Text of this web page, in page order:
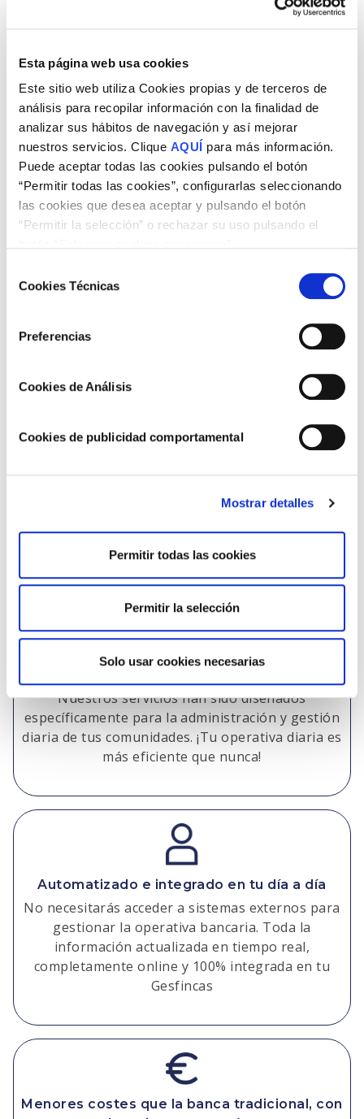
Esta página web usa cookies
Este sitio web utiliza Cookies propias y de terceros de
análisis para recopilar información con la finalidad de
analizar sus hábitos de navegación y así mejorar
nuestros servicios. Clique AQUÍ para más información.
Puede aceptar todas las cookies pulsando el botón
“Permitir todas las cookies”, configurarlas seleccionando
las cookies que desea aceptar y pulsando el botón
“Permitir la selección” o rechazar su uso pulsando el
deCookies Técnicas
Preferencias
Cookies de Análisis
Cookies de publicidad comportamental
Mostrar detalles
Permitir todas las cookies
Permitir la selección
Solo usar cookies necesarias
Benefíciate de todas las
una Cuenta Digital
Realiza y controla la actividad bancaria de
todas tus comunidades
de forma más innovadora y transparente
Por y para administradores de fincas y
Nuestros servicios han sido diseñados
específicamente para la administración y gestión
diaria de tus comunidades. ¡Tu operativa diaria es
más eficiente que nunca!
Automatizado e integrado en tu día a día
No necesitarás acceder a sistemas externos para
gestionar la operativa bancaria. Toda la
información actualizada en tiempo real,
completamente online y 100% integrada en tu
Gesfincas
Menores costes que la banca tradicional, con